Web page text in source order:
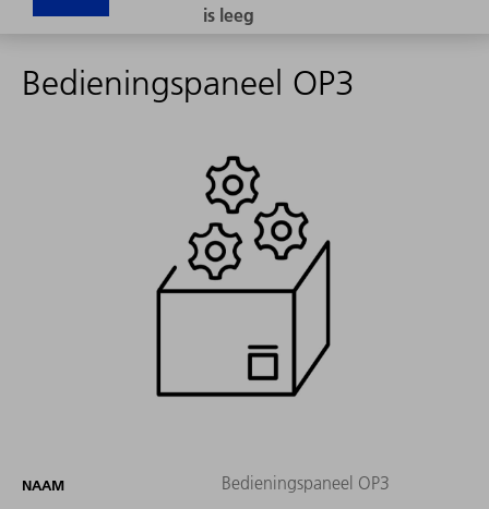
Bedieningspaneel OP3
NAAM Bedieningspaneel OP3